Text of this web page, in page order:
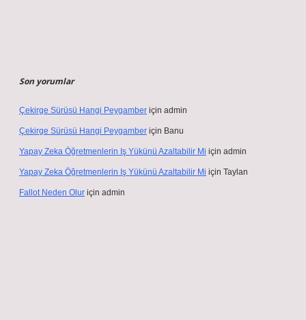
Son yorumlar
Çekirge Sürüsü Hangi Peygamber için admin
Çekirge Sürüsü Hangi Peygamber için Banu
Yapay Zeka Öğretmenlerin Iş Yükünü Azaltabilir Mi için admin
Yapay Zeka Öğretmenlerin Iş Yükünü Azaltabilir Mi için Taylan
Fallot Neden Olur için admin